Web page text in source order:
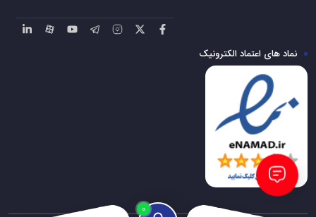
0
نماد های اعتماد الکترونیک